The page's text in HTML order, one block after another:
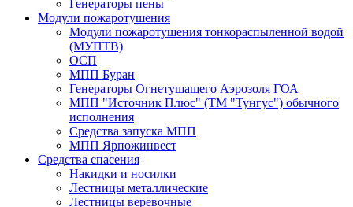
Генераторы пены
Модули пожаротушения
Модули пожаротушения тонкораспыленной водой
(МУПТВ)
ОСП
МПП Буран
Генераторы Огнетушащего Аэрозоля ГОА
МПП "Источник Плюс" (ТМ "Тунгус") обычного
исполнения
Средства запуска МПП
МПП Ярпожинвест
Средства спасения
Накидки и носилки
Лестницы металлические
Лестницы веревочные